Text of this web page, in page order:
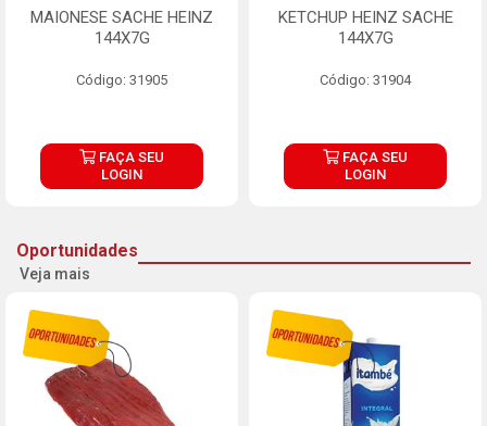
MAIONESE SACHE HEINZ
144X7G
Código: 31905
FAÇA SEU
LOGIN
KETCHUP HEINZ SACHE
144X7G
Código: 31904
FAÇA SEU
LOGIN
Oportunidades
Veja mais